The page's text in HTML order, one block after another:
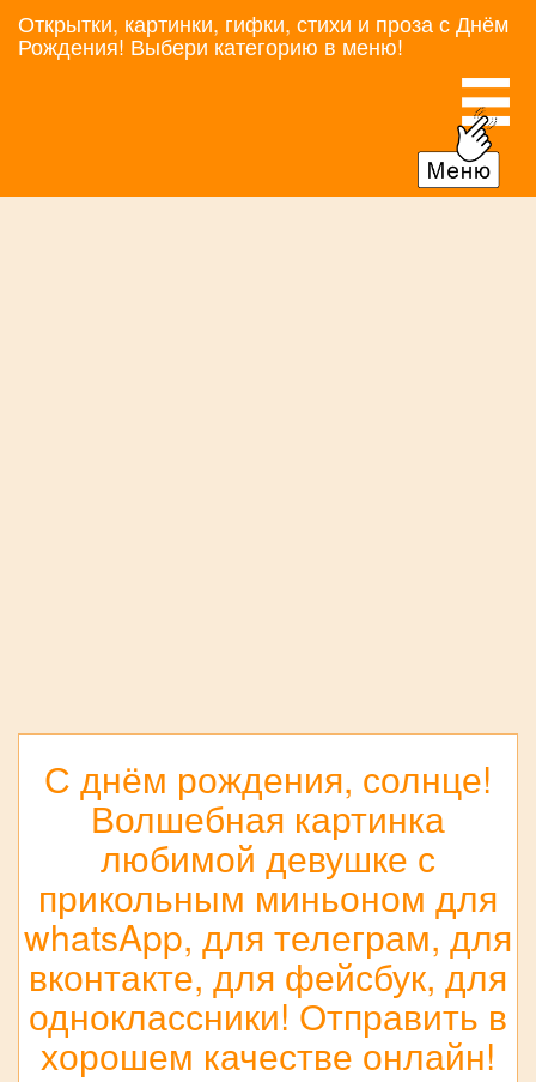
Открытки, картинки, гифки, стихи и проза с Днём
Рождения! Выбери категорию в меню!
С днём рождения, солнце!
Волшебная картинка
любимой девушке с
прикольным миньоном для
whatsApp, для телеграм, для
вконтакте, для фейсбук, для
одноклассники! Отправить в
хорошем качестве онлайн!